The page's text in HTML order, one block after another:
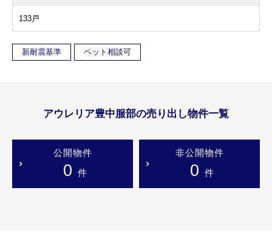
133戸
新耐震基準 ペット相談可
アウレリア豊中服部の売り出し物件一覧
公開物件
0 件
非公開物件
0 件